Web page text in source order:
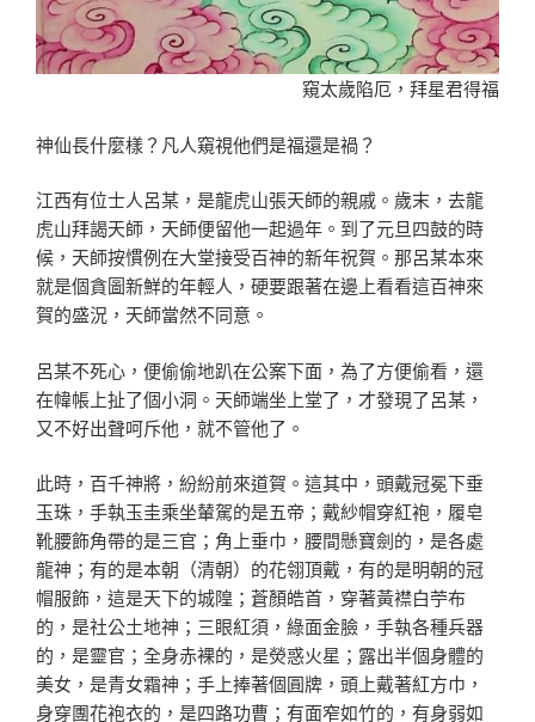
窺太歲陷厄，拜星君得福
神仙長什麼樣？凡人窺視他們是福還是禍？
江西有位士人呂某，是龍虎山張天師的親戚。歲末，去龍
虎山拜謁天師，天師便留他一起過年。到了元旦四鼓的時
候，天師按慣例在大堂接受百神的新年祝賀。那呂某本來
就是個貪圖新鮮的年輕人，硬要跟著在邊上看看這百神來
賀的盛況，天師當然不同意。
呂某不死心，便偷偷地趴在公案下面，為了方便偷看，還
在幃帳上扯了個小洞。天師端坐上堂了，才發現了呂某，
又不好出聲呵斥他，就不管他了。
此時，百千神將，紛紛前來道賀。這其中，頭戴冠冕下垂
玉珠，手執玉圭乘坐輦駕的是五帝；戴紗帽穿紅袍，履皂
靴腰飾角帶的是三官；角上垂巾，腰間懸寶劍的，是各處
龍神；有的是本朝（清朝）的花翎頂戴，有的是明朝的冠
帽服飾，這是天下的城隍；蒼顏皓首，穿著黃襟白苧布
的，是社公土地神；三眼紅須，綠面金臉，手執各種兵器
的，是靈官；全身赤裸的，是熒惑火星；露出半個身體的
美女，是青女霜神；手上捧著個圓牌，頭上戴著紅方巾，
身穿團花袍衣的，是四路功曹；有面窄如竹的，有身弱如